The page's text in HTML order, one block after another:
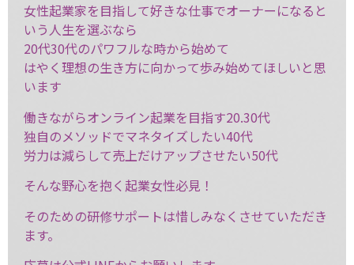
女性起業家を目指して好きな仕事でオーナーになると
いう人生を選ぶなら
20代30代のパワフルな時から始めて
はやく理想の生き方に向かって歩み始めてほしいと思
います
働きながらオンライン起業を目指す20.30代
独自のメソッドでマネタイズしたい40代
労力は減らして売上だけアップさせたい50代
そんな野心を抱く起業女性必見！
そのための研修サポートは惜しみなくさせていただき
ます。